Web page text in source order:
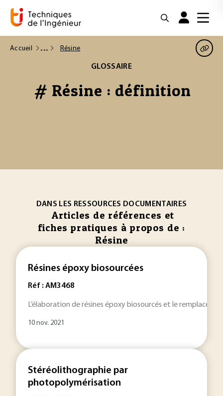
Accueil Résine
GLOSSAIRE
# Résine : définition
DANS LES RESSOURCES DOCUMENTAIRES
Articles de références et
fiches pratiques à propos de :
Résine
Résines époxy biosourcées
Réf : AM3468
L’élaboration de résines époxy biosourcés et le
10 nov. 2021
Stéréolithographie par
photopolymérisation